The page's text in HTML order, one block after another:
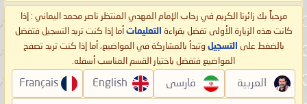
مرحباً بك زائرنا الكريم في رحاب الإمام المهدي المنتظر ناصر محمد اليماني : إذا
كانت هذه الزيارة الأولى تفضل بقراءة التعليمات أما إذا كنت تريد التسجيل فتفضل
بالضغط على التسجيل وتبدأ بالمشاركة في المواضيع، أما إذا كنت تريد تصفح
المواضيع فتفضل باختيار القسم المناسب أسفله.
العربية فارسی English
Français